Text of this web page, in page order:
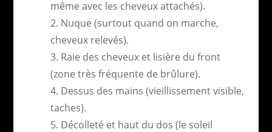
même avec les cheveux attachés).
Nuque (surtout quand on marche,
cheveux relevés).
Raie des cheveux et lisière du front
(zone très fréquente de brûlure).
Dessus des mains (vieillissement visible,
taches).
Décolleté et haut du dos (le soleil